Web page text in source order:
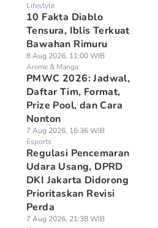
Lifestyle
10 Fakta Diablo
Tensura, Iblis Terkuat
Bawahan Rimuru
8 Aug 2026, 11:00 WIB
Anime & Manga
PMWC 2026: Jadwal,
Daftar Tim, Format,
Prize Pool, dan Cara
Nonton
7 Aug 2026, 16:36 WIB
Esports
Regulasi Pencemaran
Udara Usang, DPRD
DKI Jakarta Didorong
Prioritaskan Revisi
Perda
7 Aug 2026, 21:38 WIB